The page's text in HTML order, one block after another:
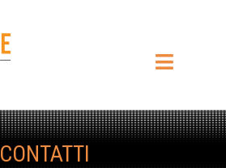
CONTATTI